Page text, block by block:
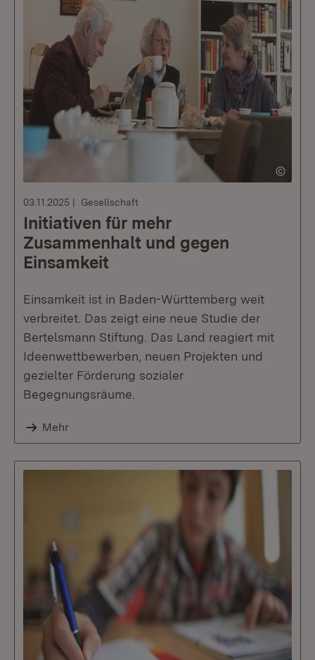
03.11.2025 Gesellschaft
Initiativen für mehr
Zusammenhalt und gegen
Einsamkeit
Einsamkeit ist in Baden-Württemberg weit
verbreitet. Das zeigt eine neue Studie der
Bertelsmann Stiftung. Das Land reagiert mit
Ideenwettbewerben, neuen Projekten und
gezielter Förderung sozialer
Begegnungsräume.
Mehr